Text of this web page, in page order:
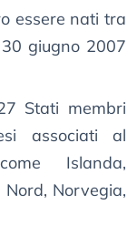
essere nati tra
giugno 2007
Stati membri
associati al
Islanda,
Norvegia,